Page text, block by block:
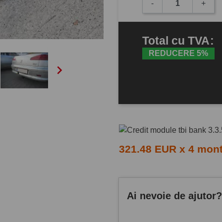

- +
Total cu TVA:
REDUCERE 5%
321.48 EUR x 4
Ai nevoie de